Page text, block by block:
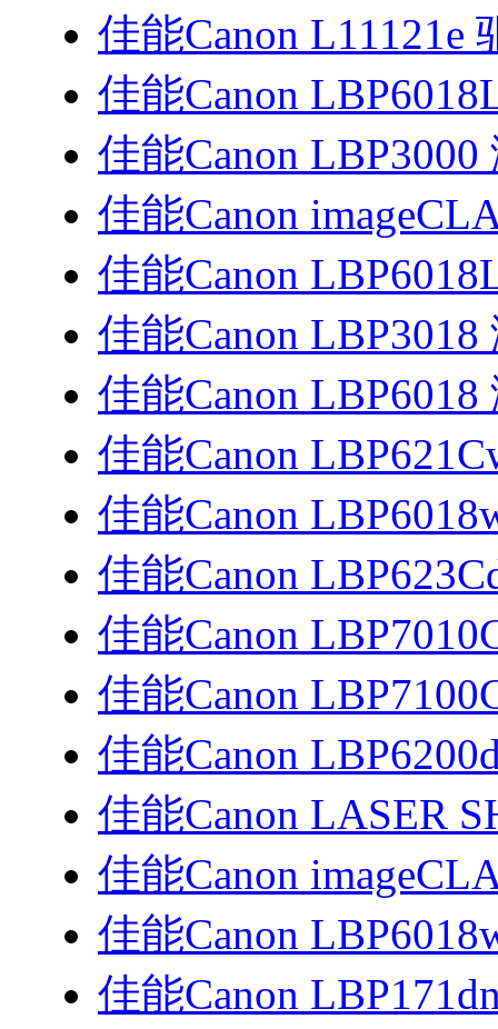
佳能Canon L11121e
佳能Canon
佳能Canon
佳能Canon
佳能Canon
佳能Canon
佳能Canon
佳能Canon
佳能Canon
佳能Canon
佳能Canon
佳能Canon
佳能Canon
佳能Canon LASER
佳能Canon
佳能Canon
佳能Canon